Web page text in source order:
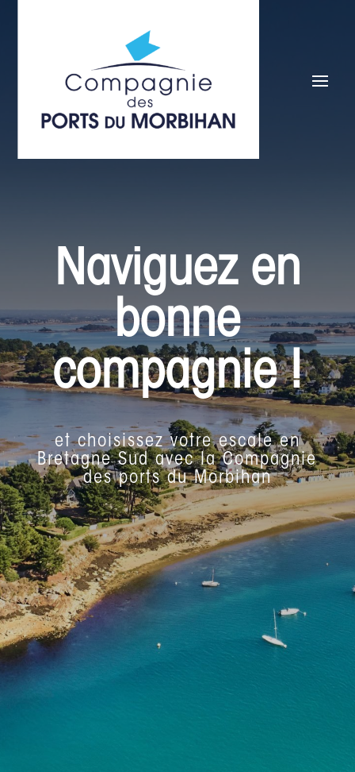
Naviguez en
bonne
compagnie !
et choisissez votre escale en
Bretagne Sud avec la Compagnie
des ports du Morbihan